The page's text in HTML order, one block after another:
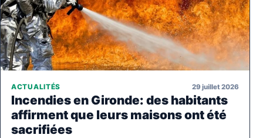
ACTUALITÉS 29 juillet 2026
Incendies en Gironde: des habitants
affirment que leurs maisons ont été
sacrifiées